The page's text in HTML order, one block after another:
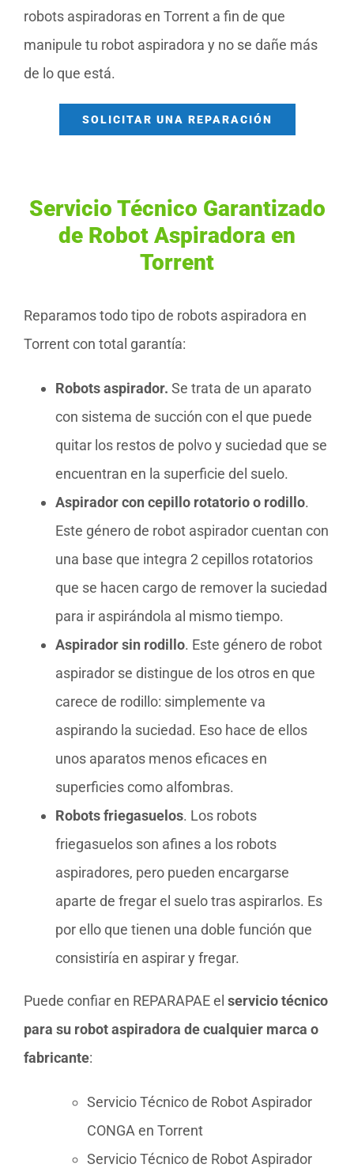
robots aspiradoras en Torrent a fin de que
manipule tu robot aspiradora y no se dañe más
de lo que está.
SOLICITAR UNA REPARACIÓN
Servicio Técnico Garantizado
de Robot Aspiradora en
Torrent
Reparamos todo tipo de robots aspiradora en
Torrent con total garantía:
Robots aspirador. Se trata de un aparato
con sistema de succión con el que puede
quitar los restos de polvo y suciedad que se
encuentran en la superficie del suelo.
Aspirador con cepillo rotatorio o rodillo.
Este género de robot aspirador cuentan con
una base que integra 2 cepillos rotatorios
que se hacen cargo de remover la suciedad
para ir aspirándola al mismo tiempo.
Aspirador sin rodillo. Este género de robot
aspirador se distingue de los otros en que
carece de rodillo: simplemente va
aspirando la suciedad. Eso hace de ellos
unos aparatos menos eficaces en
superficies como alfombras.
Robots friegasuelos. Los robots
friegasuelos son afines a los robots
aspiradores, pero pueden encargarse
aparte de fregar el suelo tras aspirarlos. Es
por ello que tienen una doble función que
consistiría en aspirar y fregar.
Puede confiar en REPARAPAE el servicio técnico
para su robot aspiradora de cualquier marca o
fabricante:
Servicio Técnico de Robot Aspirador
CONGA en Torrent
Servicio Técnico de Robot Aspirador